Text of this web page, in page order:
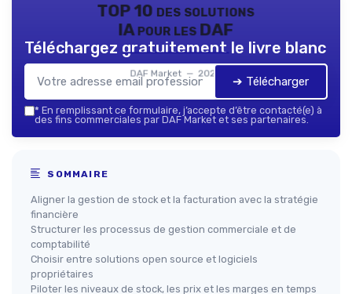
TOP 10 des solutions
IA pour les DAF
DAF Market — 2026
Téléchargez gratuitement le livre blanc
➔ Télécharger
* En remplissant ce formulaire, j’accepte d’être contacté(e) à
des fins commerciales par DAF Market et ses partenaires.
SOMMAIRE
Aligner la gestion de stock et la facturation avec la stratégie
financière
Structurer les processus de gestion commerciale et de
comptabilité
Choisir entre solutions open source et logiciels
propriétaires
Piloter les niveaux de stock, les prix et les marges en temps